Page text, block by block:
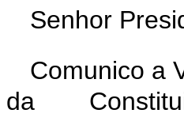
Senhor
Comunico a
da